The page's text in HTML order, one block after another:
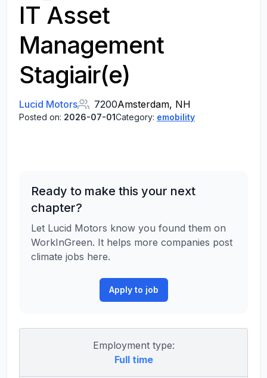
IT Asset
Management
Stagiair(e)
Lucid Motors 7200Amsterdam, NH
Posted on: 2026-07-01Category: emobility
Ready to make this your next
chapter?
Let Lucid Motors know you found them on
WorkInGreen. It helps more companies post
climate jobs here.
Apply to job
Employment type:
Full time